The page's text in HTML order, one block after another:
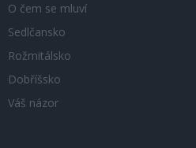
O čem se mluví
Sedlčansko
Rožmitálsko
Dobříšsko
Váš názor